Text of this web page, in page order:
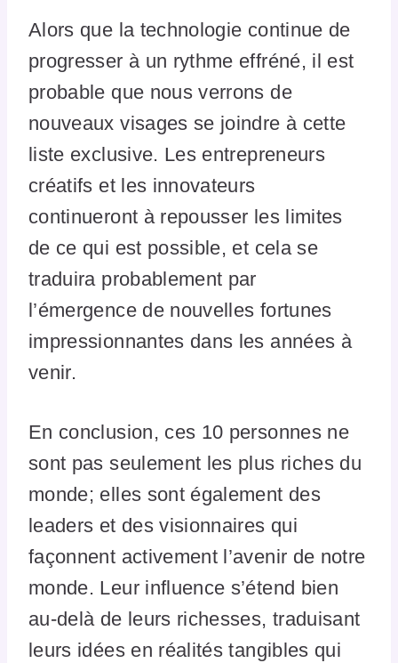
Alors que la technologie continue de
progresser à un rythme effréné, il est
probable que nous verrons de
nouveaux visages se joindre à cette
liste exclusive. Les entrepreneurs
créatifs et les innovateurs
continueront à repousser les limites
de ce qui est possible, et cela se
traduira probablement par
l’émergence de nouvelles fortunes
impressionnantes dans les années à
venir.
En conclusion, ces 10 personnes ne
sont pas seulement les plus riches du
monde; elles sont également des
leaders et des visionnaires qui
façonnent activement l’avenir de notre
monde. Leur influence s’étend bien
au-delà de leurs richesses, traduisant
leurs idées en réalités tangibles qui